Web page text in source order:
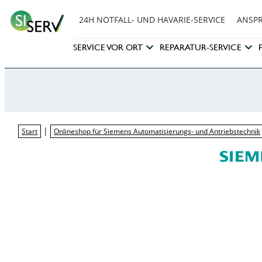
24H NOTFALL- UND HAVARIE-SERVICE
SERVICE VOR ORT REPARATUR-SERVICE
Start | Onlineshop für Siemens Automatisierungs- und Antriebstechnik